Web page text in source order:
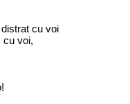
cu voi
cu voi,